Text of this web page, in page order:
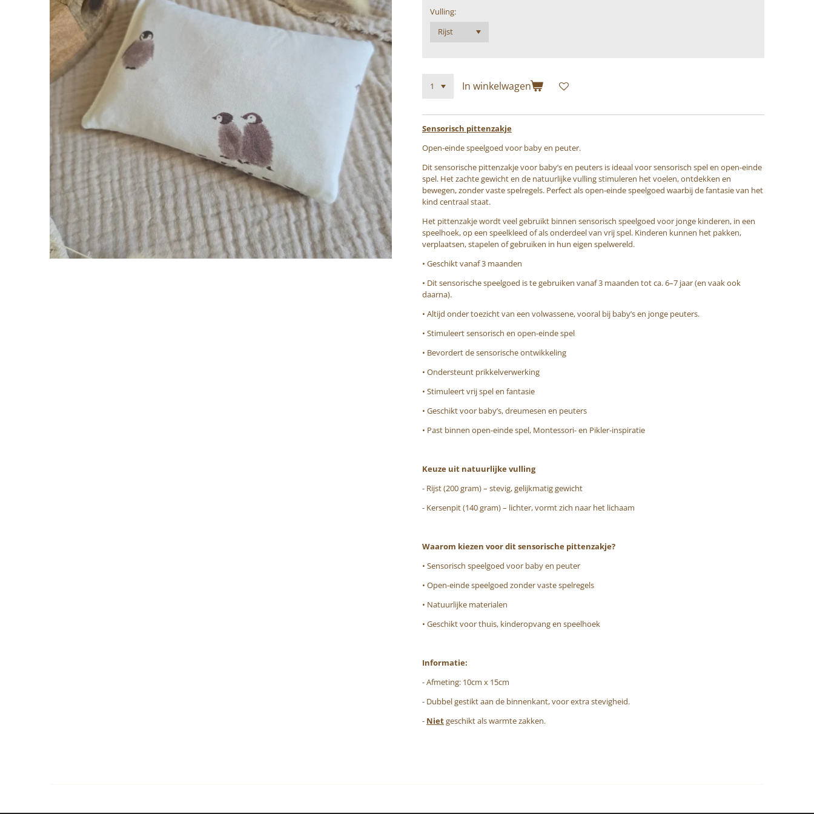
Vulling:
In winkelwagen
Sensorisch pittenzakje
Open-einde speelgoed voor baby en peuter.
Dit sensorische pittenzakje voor baby’s en peuters is ideaal voor sensorisch spel en open-einde
spel. Het zachte gewicht en de natuurlijke vulling stimuleren het voelen, ontdekken en
bewegen, zonder vaste spelregels. Perfect als open-einde speelgoed waarbij de fantasie van het
kind centraal staat.
Het pittenzakje wordt veel gebruikt binnen sensorisch speelgoed voor jonge kinderen, in een
speelhoek, op een speelkleed of als onderdeel van vrij spel. Kinderen kunnen het pakken,
verplaatsen, stapelen of gebruiken in hun eigen spelwereld.
• Geschikt vanaf 3 maanden
• Dit sensorische speelgoed is te gebruiken vanaf 3 maanden tot ca. 6–7 jaar (en vaak ook
daarna).
• Altijd onder toezicht van een volwassene, vooral bij baby’s en jonge peuters.
• Stimuleert sensorisch en open-einde spel
• Bevordert de sensorische ontwikkeling
• Ondersteunt prikkelverwerking
• Stimuleert vrij spel en fantasie
• Geschikt voor baby’s, dreumesen en peuters
• Past binnen open-einde spel, Montessori- en Pikler-inspiratie
Keuze uit natuurlijke vulling
- Rijst (200 gram) – stevig, gelijkmatig gewicht
- Kersenpit (140 gram) – lichter, vormt zich naar het lichaam
Waarom kiezen voor dit sensorische pittenzakje?
• Sensorisch speelgoed voor baby en peuter
• Open-einde speelgoed zonder vaste spelregels
• Natuurlijke materialen
• Geschikt voor thuis, kinderopvang en speelhoek
Informatie:
- Afmeting: 10cm x 15cm
- Dubbel gestikt aan de binnenkant, voor extra stevigheid.
- Nietgeschikt als warmte zakken.